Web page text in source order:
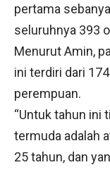
pertama
seluruhnya 393
Menurut Amin,
ini terdiri dari
perempuan.
“Untuk tahun ini
termuda adalah
25 tahun, dan